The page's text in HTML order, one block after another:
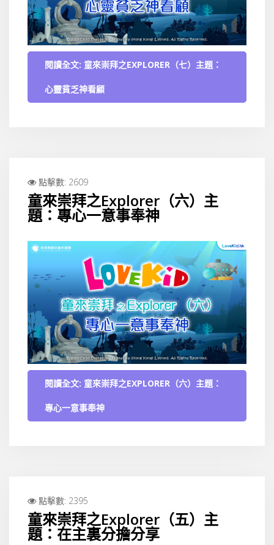
閱讀全文: 童來崇拜之EXPLORER（七）主題：
心靈貧乏神看顧
點擊數: 2609
童來崇拜之Explorer（六）主
題：專心一意事奉神
閱讀全文: 童來崇拜之EXPLORER（六）主題：
專心一意事奉神
點擊數: 2395
童來崇拜之Explorer（五）主
題：在主裏分擔分享